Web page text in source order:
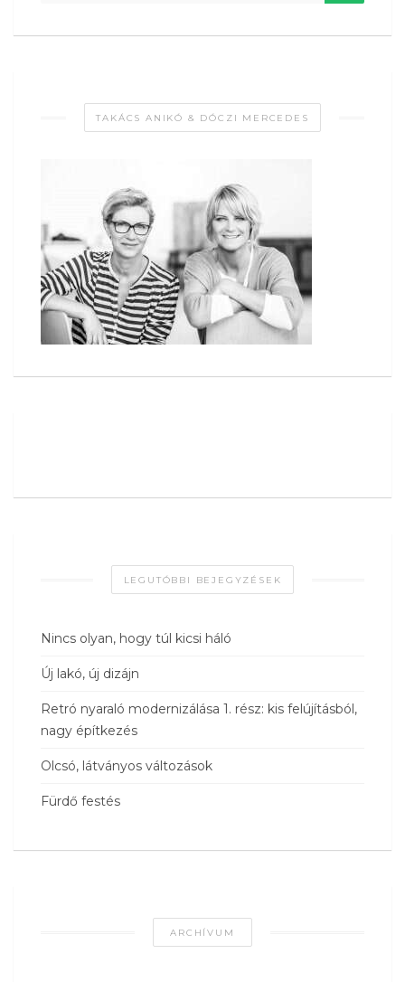
TAKÁCS ANIKÓ & DÓCZI MERCEDES
LEGUTÓBBI BEJEGYZÉSEK
Nincs olyan, hogy túl kicsi háló
Új lakó, új dizájn
Retró nyaraló modernizálása 1. rész: kis felújításból,
nagy építkezés
Olcsó, látványos változások
Fürdő festés
ARCHÍVUM